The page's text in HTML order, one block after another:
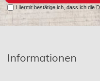
Hiermit bestätige ich, dass ich die
Informationen